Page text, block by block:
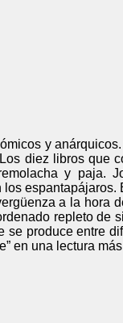
y
diez libros que
y
a la hora
repleto de
produce entre
en una lectura